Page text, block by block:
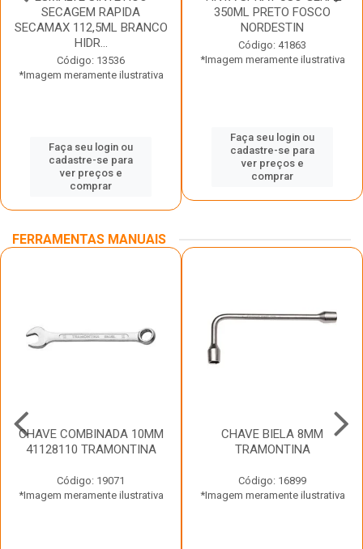
SECAGEM RAPIDA
SECAMAX 112,5ML BRANCO
HIDR...
Código: 13536
*Imagem meramente ilustrativa
Faça seu login ou
cadastre-se para
ver preços e
comprar
350ML PRETO FOSCO
NORDESTIN
Código: 41863
*Imagem meramente ilustrativa
Faça seu login ou
cadastre-se para
ver preços e
comprar
FERRAMENTAS MANUAIS
CHAVE COMBINADA 10MM
41128110 TRAMONTINA
Código: 19071
*Imagem meramente ilustrativa
CHAVE BIELA 8MM
TRAMONTINA
Código: 16899
*Imagem meramente ilustrativa